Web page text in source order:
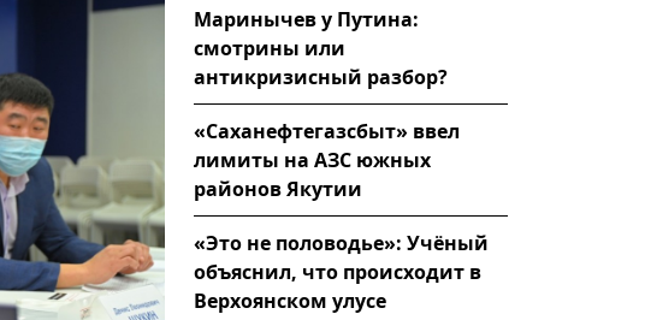
Маринычев у Путина:
смотрины или
антикризисный разбор?
«Саханефтегазсбыт» ввел
лимиты на АЗС южных
районов Якутии
«Это не половодье»: Учёный
объяснил, что происходит в
Верхоянском улусе